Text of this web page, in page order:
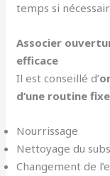
temps si
Associer
efficace
Il est conseillé d’
d’une routine fixe
Nourrissage
Nettoyage du
Changement de